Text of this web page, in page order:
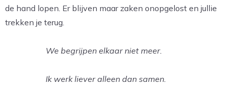
de hand lopen. Er blijven maar zaken onopgelost en jullie
trekken je terug.
We begrijpen elkaar niet meer.
Ik werk liever alleen dan samen.